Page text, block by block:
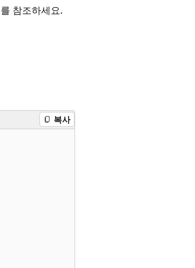
를 참조하세요.
복사